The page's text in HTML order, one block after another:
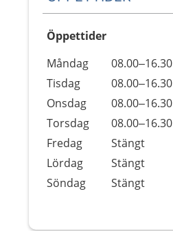
Öppettider
Dag
Öppettider
Kommentarer
Måndag 08.00–16.30
Tisdag
08.00–16.30
Onsdag
08.00–16.30
Torsdag
08.00–16.30
Fredag
Stängt
Lördag
Stängt
Söndag
Stängt